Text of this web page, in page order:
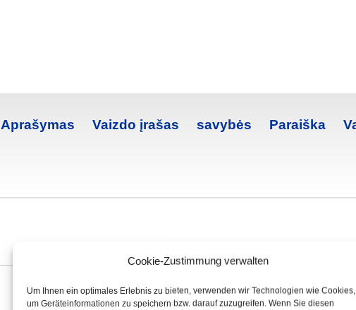
Cookie-Zustimmung verwalten
Um Ihnen ein optimales Erlebnis zu bieten, verwenden wir Technologien wie Cookies,
um Geräteinformationen zu speichern bzw. darauf zuzugreifen. Wenn Sie diesen
Aprašymas Vaizdo įrašas savybės Paraiška